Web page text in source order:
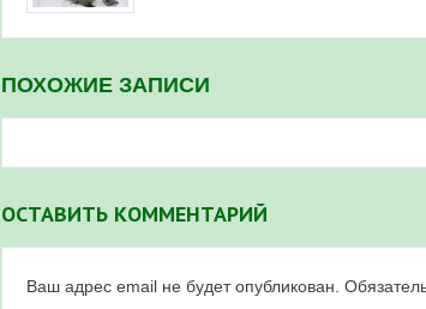
ПОХОЖИЕ ЗАПИСИ
ОСТАВИТЬ КОММЕНТАРИЙ
Ваш адрес email не будет опубликован.